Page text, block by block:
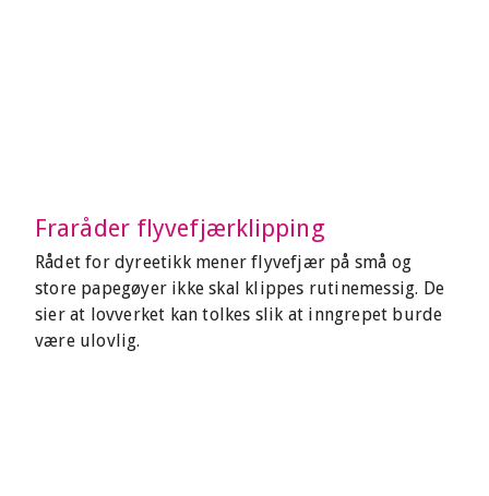
Fraråder flyvefjærklipping
Rådet for dyreetikk mener flyvefjær på små og
store papegøyer ikke skal klippes rutinemessig. De
sier at lovverket kan tolkes slik at inngrepet burde
være ulovlig.